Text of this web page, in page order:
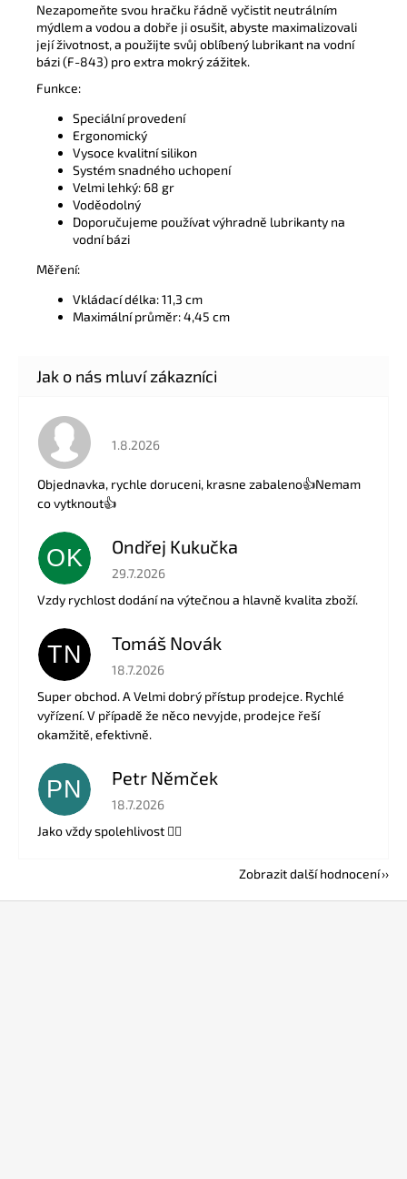
Nezapomeňte svou hračku řádně vyčistit neutrálním
mýdlem a vodou a dobře ji osušit, abyste maximalizovali
její životnost, a použijte svůj oblíbený lubrikant na vodní
bázi (F-843) pro extra mokrý zážitek.
Funkce:
Speciální provedení
Ergonomický
Vysoce kvalitní silikon
Systém snadného uchopení
Velmi lehký: 68 gr
Voděodolný
Doporučujeme používat výhradně lubrikanty na
vodní bázi
Měření:
Vkládací délka: 11,3 cm
Maximální průměr: 4,45 cm
Hodnocení obchodu je 5 z 5 hvězdiček.
1.8.2026
Objednavka, rychle doruceni, krasne zabaleno👍Nemam
co vytknout👍
OK Ondřej Kukučka
Hodnocení obchodu je 5 z 5 hvězdiček.
29.7.2026
Vzdy rychlost dodání na výtečnou a hlavně kvalita zboží.
TN Tomáš Novák
Hodnocení obchodu je 5 z 5 hvězdiček.
18.7.2026
Super obchod. A Velmi dobrý přístup prodejce. Rychlé
vyřízení. V případě že něco nevyjde, prodejce řeší
okamžitě, efektivně.
PN Petr Němček
Hodnocení obchodu je 5 z 5 hvězdiček.
18.7.2026
Jako vždy spolehlivost 👍🏻
Zobrazit další hodnocení